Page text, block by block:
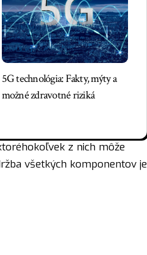
5G technológia: Fakty, mýty a
možné zdravotné riziká
z nich môže
všetkých komponentov je